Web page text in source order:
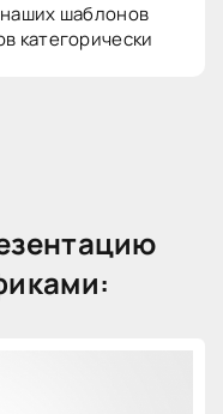
шаблонов
категорически